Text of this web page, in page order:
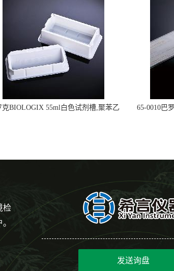
克BIOLOGIX 55ml白色试剂槽,聚苯乙
65-0010巴
检
发送询盘